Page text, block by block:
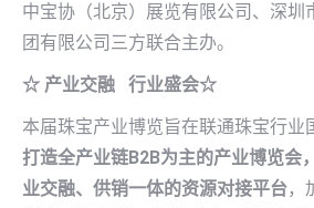
中宝协（北京）展览有限公司、深圳
团有限公司三方联合主办。
☆ 产业交融 行业盛会☆
本届珠宝产业博览旨在联通珠宝行业
打造全产业链B2B为主的产业博览会
业交融、供销一体的资源对接平台，